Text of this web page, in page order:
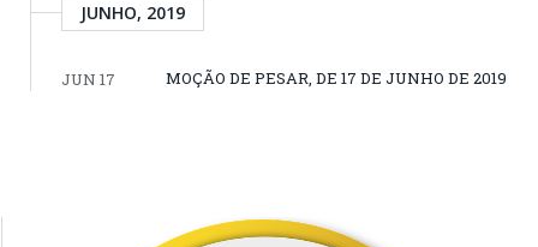
JUNHO, 2019
JUN 17 MOÇÃO DE PESAR, DE 17 DE JUNHO DE 2019